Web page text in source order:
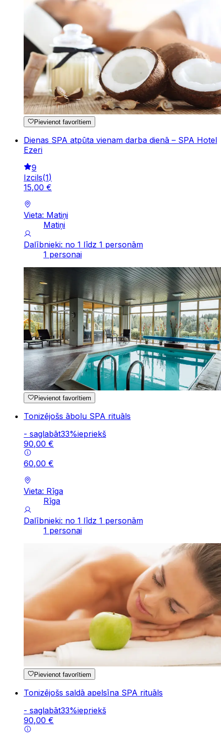
Pievienot favorītiem
Dienas SPA atpūta vienam darba dienā – SPA Hotel
Ezeri
9
Izcils(1)
15,00 €
Vieta: Matiņi
Matiņi
Dalībnieki: no 1 līdz 1 personām
1 personai
Pievienot favorītiem
Tonizējošs ābolu SPA rituāls
- saglabāt33%iepriekš
90,00 €
60,00 €
Vieta: Rīga
Rīga
Dalībnieki: no 1 līdz 1 personām
1 personai
Pievienot favorītiem
Tonizējošs saldā apelsīna SPA rituāls
- saglabāt33%iepriekš
90,00 €